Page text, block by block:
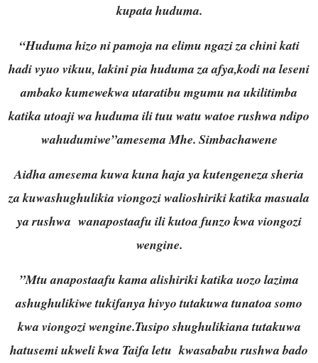
kupata huduma.
“Huduma hizo ni pamoja na elimu ngazi za chini kati
hadi vyuo vikuu, lakini pia huduma za afya,kodi na leseni
ambako kumewekwa utaratibu mgumu na ukilitimba
katika utoaji wa huduma ili tuu watu watoe rushwa ndipo
wahudumiwe”amesema Mhe. Simbachawene
Aidha amesema kuwa kuna haja ya kutengeneza sheria
za kuwashughulikia viongozi walioshiriki katika masuala
ya rushwa wanapostaafu ili kutoa funzo kwa viongozi
wengine.
”Mtu anapostaafu kama alishiriki katika uozo lazima
ashughulikiwe tukifanya hivyo tutakuwa tunatoa somo
kwa viongozi wengine.Tusipo shughulikiana tutakuwa
hatusemi ukweli kwa Taifa letu kwasababu rushwa bado